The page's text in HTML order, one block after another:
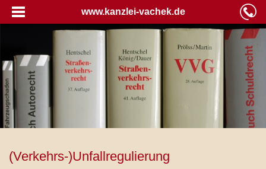
www.kanzlei-vachek.de
(Verkehrs-)Unfallregulierung